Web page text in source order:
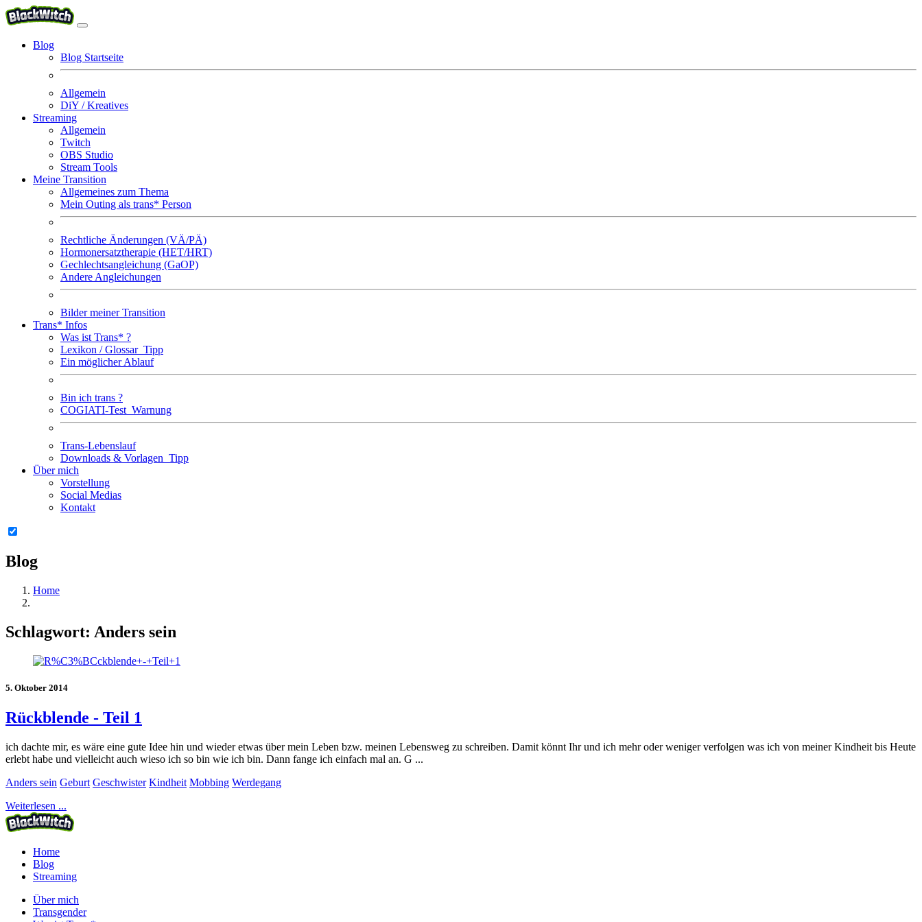
Blog
Blog Startseite
Allgemein
DiY / Kreatives
Streaming
Allgemein
Twitch
OBS Studio
Stream Tools
Meine Transition
Allgemeines zum Thema
Mein Outing als trans* Person
Rechtliche Änderungen (VÄ/PÄ)
Hormonersatztherapie (HET/HRT)
Gechlechtsangleichung (GaOP)
Andere Angleichungen
Bilder meiner Transition
Trans* Infos
Was ist Trans* ?
Lexikon / Glossar Tipp
Ein möglicher Ablauf
Bin ich trans ?
COGIATI-Test Warnung
Trans-Lebenslauf
Downloads & Vorlagen Tipp
Über mich
Vorstellung
Social Medias
Kontakt
Blog
Home
Schlagwort: Anders sein
5. Oktober 2014
Rückblende - Teil 1
ich dachte mir, es wäre eine gute Idee hin und wieder etwas über mein Leben bzw. meinen Lebensweg zu schreiben. Damit könnt Ihr und ich mehr oder weniger verfolgen was ich von meiner Kindheit bis Heute
erlebt habe und vielleicht auch wieso ich so bin wie ich bin. Dann fange ich einfach mal an. G ...
Anders sein Geburt Geschwister Kindheit Mobbing Werdegang
Weiterlesen ...
Home
Blog
Streaming
Über mich
Transgender